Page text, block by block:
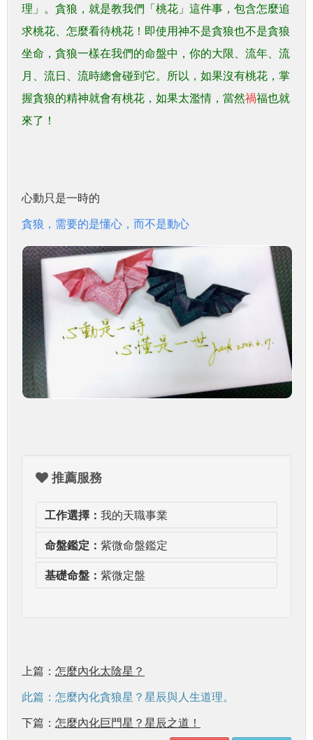
理」。貪狼，就是教我們「桃花」這件事，包含怎麼追
求桃花、怎麼看待桃花！即使用神不是貪狼也不是貪狼
坐命，貪狼一樣在我們的命盤中，你的大限、流年、流
月、流日、流時總會碰到它。所以，如果沒有桃花，掌
握貪狼的精神就會有桃花，如果太濫情，當然禍福也就
來了！
心動只是一時的
貪狼，需要的是懂心，而不是動心
推薦服務
工作選擇： 我的天職事業
命盤鑑定： 紫微命盤鑑定
基礎命盤： 紫微定盤
上篇： 怎麼內化太陰星？
此篇：怎麼內化貪狼星？星辰與人生道理。
下篇： 怎麼內化巨門星？星辰之道！